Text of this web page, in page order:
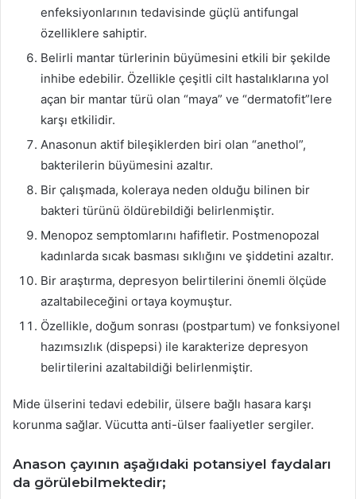
enfeksiyonlarının tedavisinde güçlü antifungal
özelliklere sahiptir.
Belirli mantar türlerinin büyümesini etkili bir şekilde
inhibe edebilir. Özellikle çeşitli cilt hastalıklarına yol
açan bir mantar türü olan “maya” ve “dermatofit”lere
karşı etkilidir.
Anasonun aktif bileşiklerden biri olan “anethol”,
bakterilerin büyümesini azaltır.
Bir çalışmada, koleraya neden olduğu bilinen bir
bakteri türünü öldürebildiği belirlenmiştir.
Menopoz semptomlarını hafifletir. Postmenopozal
kadınlarda sıcak basması sıklığını ve şiddetini azaltır.
Bir araştırma, depresyon belirtilerini önemli ölçüde
azaltabileceğini ortaya koymuştur.
Özellikle, doğum sonrası (postpartum) ve fonksiyonel
hazımsızlık (dispepsi) ile karakterize depresyon
belirtilerini azaltabildiği belirlenmiştir.
Mide ülserini tedavi edebilir, ülsere bağlı hasara karşı
korunma sağlar. Vücutta anti-ülser faaliyetler sergiler.
Anason çayının aşağıdaki potansiyel faydaları
da görülebilmektedir;